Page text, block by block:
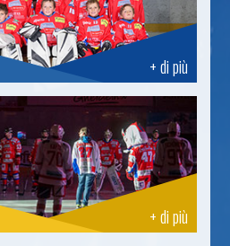
+ di più
+ di più